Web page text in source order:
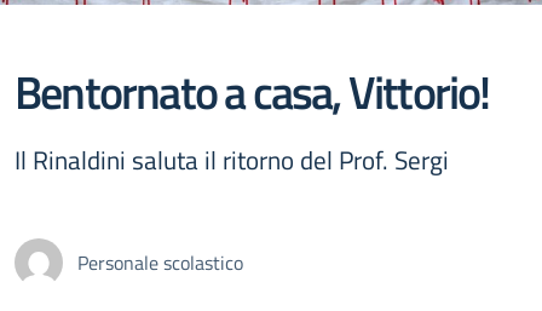
Bentornato a casa, Vittorio!
Il Rinaldini saluta il ritorno del Prof. Sergi
Personale scolastico